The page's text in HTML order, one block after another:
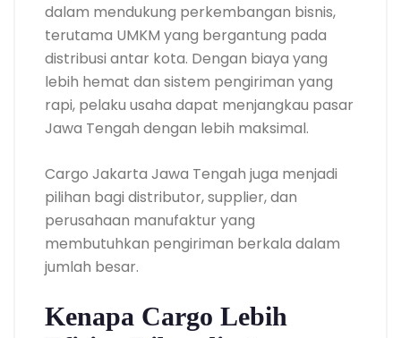
dalam mendukung perkembangan bisnis,
terutama UMKM yang bergantung pada
distribusi antar kota. Dengan biaya yang
lebih hemat dan sistem pengiriman yang
rapi, pelaku usaha dapat menjangkau pasar
Jawa Tengah dengan lebih maksimal.
Cargo Jakarta Jawa Tengah juga menjadi
pilihan bagi distributor, supplier, dan
perusahaan manufaktur yang
membutuhkan pengiriman berkala dalam
jumlah besar.
Kenapa Cargo Lebih